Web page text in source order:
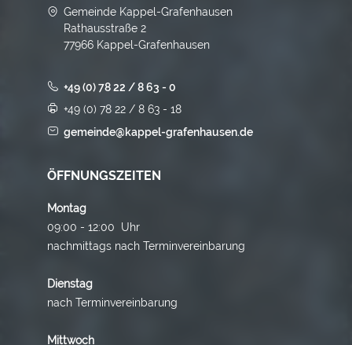
Gemeinde Kappel-Grafenhausen
Rathausstraße 2
77966 Kappel-Grafenhausen
+49 (0) 78 22 / 8 63 - 0
+49 (0) 78 22 / 8 63 - 18
gemeinde@kappel-grafenhausen.de
ÖFFNUNGSZEITEN
Montag
09:00 - 12:00 Uhr
nachmittags nach Terminvereinbarung
Dienstag
nach Terminvereinbarung
Mittwoch